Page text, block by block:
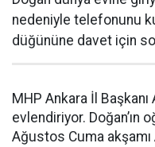
nedeniyle telefonunu
düğününe davet için
MHP Ankara İl
evlendiriyor. Doğan’ın
Ağustos Cuma akşamı